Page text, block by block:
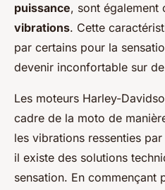
puissance, sont également
vibrations. Cette
par certains pour la
devenir inconfortable sur
Les moteurs Harley-
cadre de la moto de
les vibrations ressenties
il existe des solutions
sensation. En commençant